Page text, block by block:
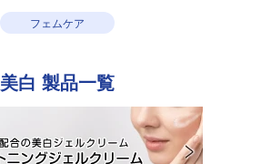
フェムケア
美白 製品一覧